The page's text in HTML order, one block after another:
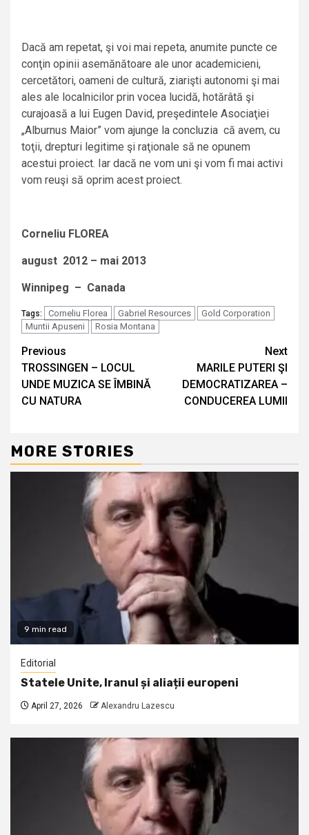
Dacă am repetat, şi voi mai repeta, anumite puncte ce
conţin opinii asemănătoare ale unor academicieni,
cercetători, oameni de cultură, ziarişti autonomi şi mai
ales ale localnicilor prin vocea lucidă, hotărâtă şi
curajoasă a lui Eugen David, preşedintele Asociaţiei
„Alburnus Maior” vom ajunge la concluzia că avem, cu
toţii, drepturi legitime şi raţionale să ne opunem
acestui proiect. Iar dacă ne vom uni şi vom fi mai activi
vom reuşi să oprim acest proiect.
Corneliu FLOREA
august 2012 – mai 2013
Winnipeg – Canada
Tags: Corneliu Florea Gabriel Resources
Gold Corporation
Muntii Apuseni
Rosia Montana
Continue
Reading
Previous
TROSSINGEN – LOCUL
UNDE MUZICA SE ÎMBINĂ
CU NATURA
Next
MARILE PUTERI ŞI
DEMOCRATIZAREA –
CONDUCEREA LUMII
MORE STORIES
9 min read
Editorial
Statele Unite, Iranul și aliații europeni
April 27, 2026 Alexandru Lazescu